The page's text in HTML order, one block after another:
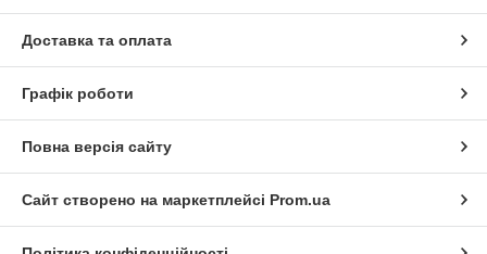
Доставка та оплата
Графік роботи
Повна версія сайту
Сайт створено на маркетплейсі Prom.ua